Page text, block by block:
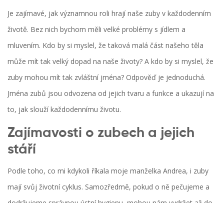
Je zajímavé, jak významnou roli hrají naše zuby v každodenním
životě. Bez nich bychom měli velké problémy s jídlem a
mluvením. Kdo by si myslel, že taková malá část našeho těla
může mít tak velký dopad na naše životy? A kdo by si myslel, že
zuby mohou mít tak zvláštní jména? Odpověď je jednoduchá.
Jména zubů jsou odvozena od jejich tvaru a funkce a ukazují na
to, jak slouží každodennímu životu.
Zajímavosti o zubech a jejich
stáří
Podle toho, co mi kdykoli říkala moje manželka Andrea, i zuby
mají svůj životní cyklus. Samozředmě, pokud o ně pečujeme a